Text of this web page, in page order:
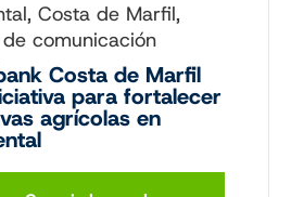
Costa de Marfil,
comunicación
Costa de Marfil
para fortalecer
agrícolas en